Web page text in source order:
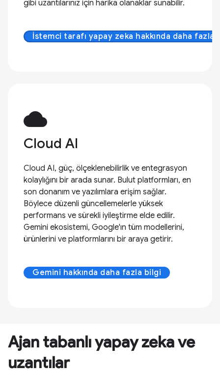
gibi uzantılarınız için harika olanaklar sunabilir.
İstemci tarafı yapay zeka hakkında daha fazla
cloud
Cloud AI
Cloud AI, güç, ölçeklenebilirlik ve entegrasyon
kolaylığını bir arada sunar. Bulut platformları, en
son donanım ve yazılımlara erişim sağlar.
Böylece düzenli güncellemelerle yüksek
performans ve sürekli iyileştirme elde edilir.
Gemini ekosistemi, Google'ın tüm modellerini,
ürünlerini ve platformlarını bir araya getirir.
Gemini hakkında daha fazla bilgi
Ajan tabanlı yapay zeka ve
uzantılar